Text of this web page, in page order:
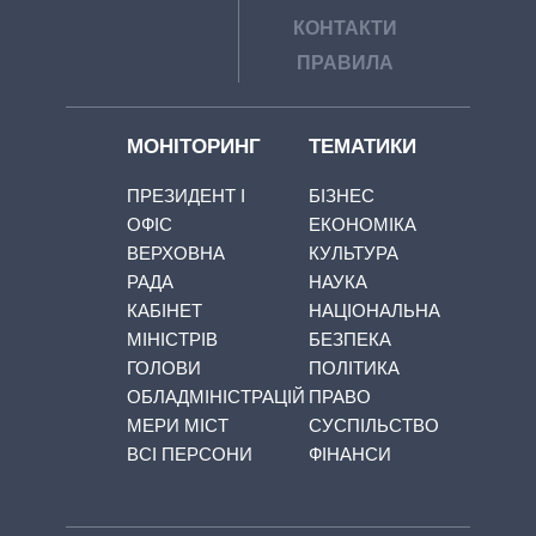
КОНТАКТИ
ПРАВИЛА
МОНІТОРИНГ
ПРЕЗИДЕНТ І
ОФІС
ВЕРХОВНА
РАДА
КАБІНЕТ
МІНІСТРІВ
ГОЛОВИ
ОБЛАДМІНІСТРАЦІЙ
МЕРИ МІСТ
ВСІ ПЕРСОНИ
ТЕМАТИКИ
БІЗНЕС
ЕКОНОМІКА
КУЛЬТУРА
НАУКА
НАЦІОНАЛЬНА
БЕЗПЕКА
ПОЛІТИКА
ПРАВО
СУСПІЛЬСТВО
ФІНАНСИ